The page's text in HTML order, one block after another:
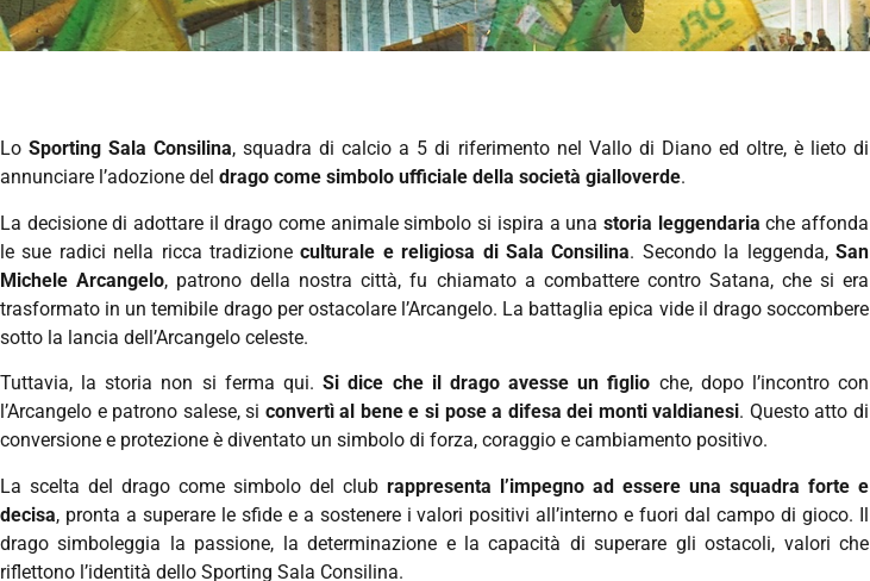
LoSporting Sala Consilina, squadra di calcio a 5 di riferimento nel Vallo di Diano ed oltre, è lieto di
annunciare l’adozione del drago come simbolo ufficiale della società gialloverde.
La decisione di adottare il drago come animale simbolo si ispira a una storia leggendaria che affonda
le sue radici nella ricca tradizioneculturale e religiosa di Sala Consilina. Secondo la leggenda,San
Michele Arcangelo, patrono della nostra città, fu chiamato a combattere contro Satana, che si era
trasformato in un temibile drago per ostacolare l’Arcangelo. La battaglia epica vide il drago soccombere
sotto la lancia dell’Arcangelo celeste.
Tuttavia, la storia non si ferma qui.Si dice che il drago avesse un figlio che, dopo l’incontro con
l’Arcangelo e patrono salese, si convertì al bene e si pose a difesa dei monti valdianesi. Questo atto di
conversione e protezione è diventato un simbolo di forza, coraggio e cambiamento positivo.
La scelta del drago come simbolo del club rappresenta l’impegno ad essere una squadra forte e
decisa, pronta a superare le sfide e a sostenere i valori positivi all’interno e fuori dal campo di gioco. Il
drago simboleggia la passione, la determinazione e la capacità di superare gli ostacoli, valori che
riflettono l’identità dello Sporting Sala Consilina.